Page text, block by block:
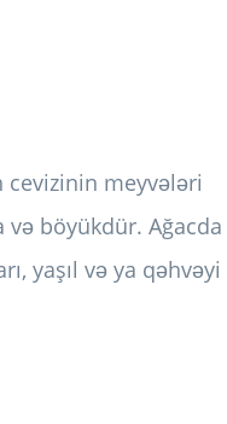
meyvələri
böyükdür. Ağacda
yaşıl və ya